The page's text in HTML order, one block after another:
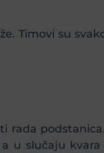
Timovi su
rada
u slučaju kvara